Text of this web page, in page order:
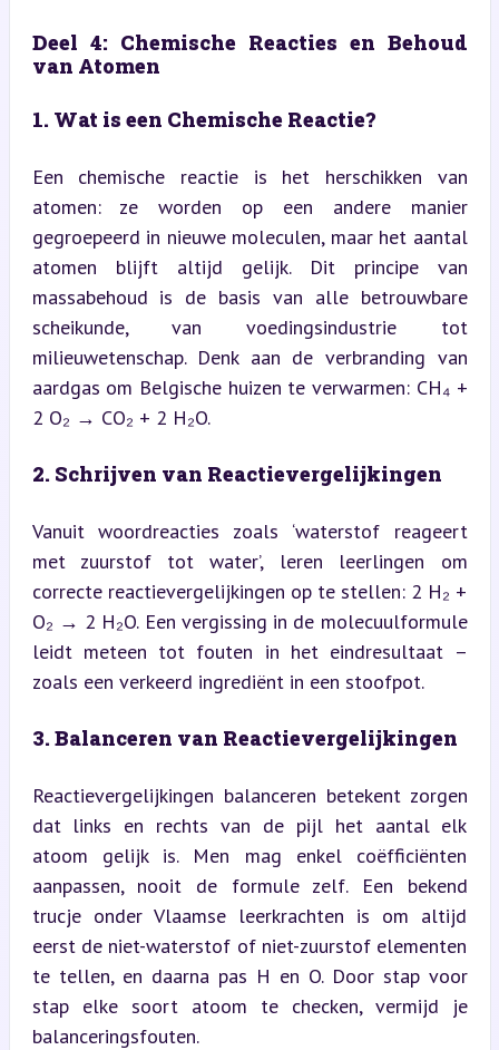
Deel 4: Chemische Reacties en Behoud
van Atomen
1. Wat is een Chemische Reactie?
Een chemische reactie is het herschikken van
atomen: ze worden op een andere manier
gegroepeerd in nieuwe moleculen, maar het aantal
atomen blijft altijd gelijk. Dit principe van
massabehoud is de basis van alle betrouwbare
scheikunde, van voedingsindustrie tot
milieuwetenschap. Denk aan de verbranding van
aardgas om Belgische huizen te verwarmen: CH₄ +
2 O₂ → CO₂ + 2 H₂O.
2. Schrijven van Reactievergelijkingen
Vanuit woordreacties zoals ‘waterstof reageert
met zuurstof tot water’, leren leerlingen om
correcte reactievergelijkingen op te stellen: 2 H₂ +
O₂ → 2 H₂O. Een vergissing in de molecuulformule
leidt meteen tot fouten in het eindresultaat –
zoals een verkeerd ingrediënt in een stoofpot.
3. Balanceren van Reactievergelijkingen
Reactievergelijkingen balanceren betekent zorgen
dat links en rechts van de pijl het aantal elk
atoom gelijk is. Men mag enkel coëfficiënten
aanpassen, nooit de formule zelf. Een bekend
trucje onder Vlaamse leerkrachten is om altijd
eerst de niet-waterstof of niet-zuurstof elementen
te tellen, en daarna pas H en O. Door stap voor
stap elke soort atoom te checken, vermijd je
balanceringsfouten.